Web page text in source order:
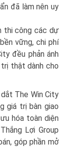
đã làm nên uy
thi công các dự
vững, chi phí
đều phản ánh
thật dành cho
dắt The Win City
giá trị bàn giao
hóa toàn diện
Lợi Group
góp phần mở